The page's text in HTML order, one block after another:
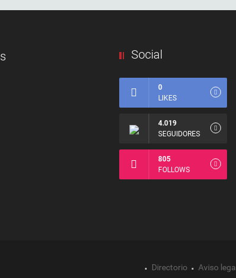
Social
0
LIKES
4.019
SEGUIDORES
805
FOLLOWS
Directorio Aviso legal